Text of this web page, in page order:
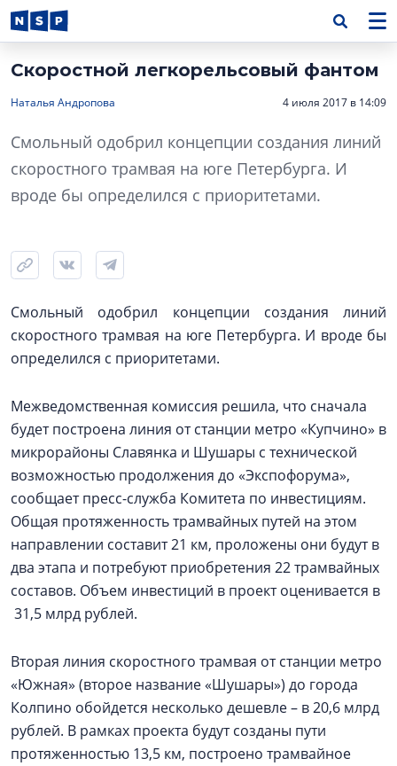
Скоростной легкорельсовый фантом
Наталья Андропова 4 июля 2017 в 14:09
Смольный одобрил концепции создания линий
скоростного трамвая на юге Петербурга. И
вроде бы определился с приоритетами.
Смольный одобрил концепции создания линий
скоростного трамвая на юге Петербурга. И вроде бы
определился с приоритетами.
Межведомственная комиссия решила, что сначала
будет построена линия от станции метро «Купчино» в
микрорайоны Славянка и Шушары с технической
возможностью продолжения до «Экспофорума»,
сообщает пресс-служба Комитета по инвестициям.
Общая протяженность трамвайных путей на этом
направлении составит 21 км, проложены они будут в
два этапа и потребуют приобретения 22 трамвайных
составов. Объем инвестиций в проект оценивается в
31,5 млрд рублей.
Вторая линия скоростного трамвая от станции метро
«Южная» (второе название «Шушары») до города
Колпино обойдется несколько дешевле – в 20,6 млрд
рублей. В рамках проекта будут созданы пути
протяженностью 13,5 км, построено трамвайное